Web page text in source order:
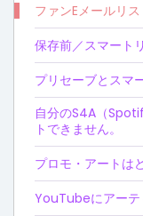
ファンEメールリス
保存前／スマート
プリセーブとスマ
自分のS4A（
トできません。
プロモ・アートは
YouTubeにアーテ